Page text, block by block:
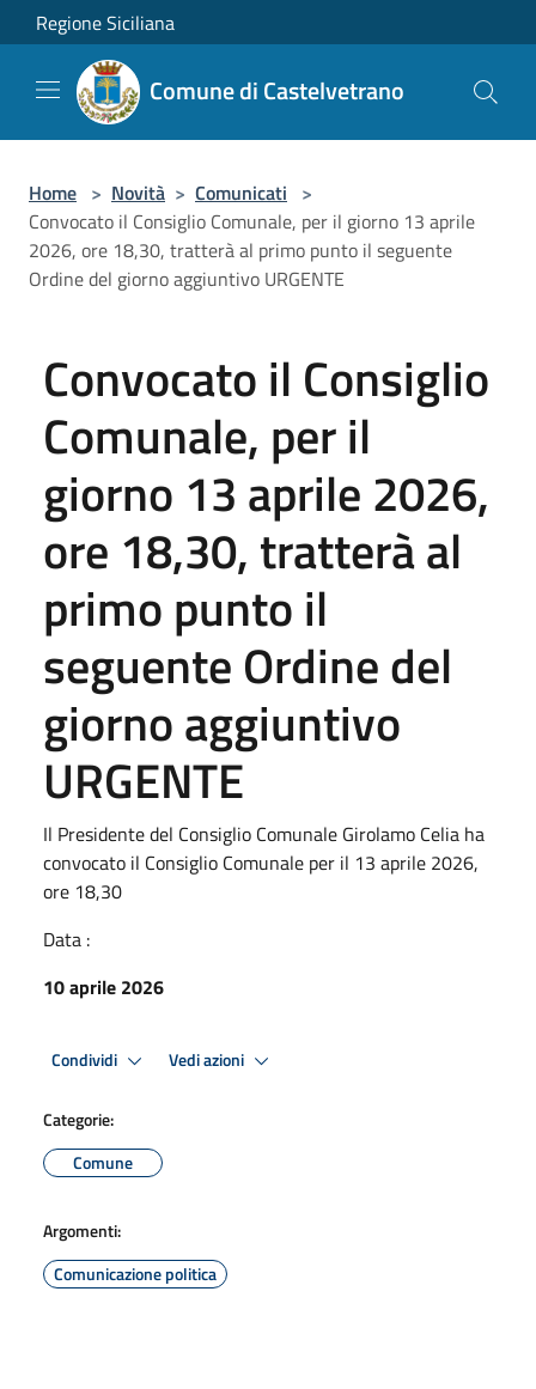
Salta al contenuto principale
Regione Siciliana
Comune di Castelvetrano
Home > Novità > Comunicati >
Convocato il Consiglio Comunale, per il giorno 13 aprile
2026, ore 18,30, tratterà al primo punto il seguente
Ordine del giorno aggiuntivo URGENTE
Convocato il Consiglio
Comunale, per il
giorno 13 aprile 2026,
ore 18,30, tratterà al
primo punto il
seguente Ordine del
giorno aggiuntivo
URGENTE
Il Presidente del Consiglio Comunale Girolamo Celia ha
convocato il Consiglio Comunale per il 13 aprile 2026,
ore 18,30
Data :
10 aprile 2026
Condividi Vedi azioni
Categorie:
Comune
Argomenti:
Comunicazione politica